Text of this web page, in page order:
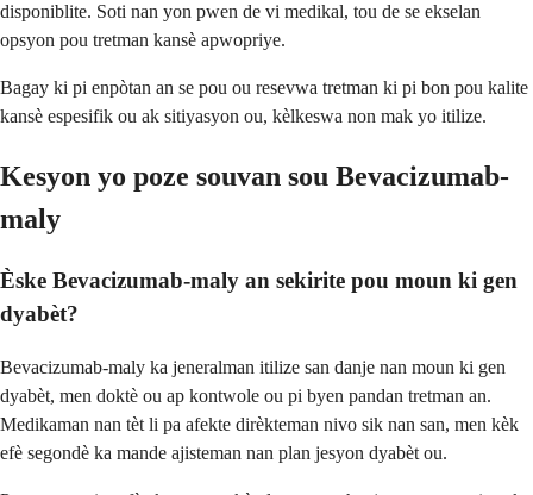
disponiblite. Soti nan yon pwen de vi medikal, tou de se ekselan
opsyon pou tretman kansè apwopriye.
Bagay ki pi enpòtan an se pou ou resevwa tretman ki pi bon pou kalite
kansè espesifik ou ak sitiyasyon ou, kèlkeswa non mak yo itilize.
Kesyon yo poze souvan sou Bevacizumab-
maly
Èske Bevacizumab-maly an sekirite pou moun ki gen
dyabèt?
Bevacizumab-maly ka jeneralman itilize san danje nan moun ki gen
dyabèt, men doktè ou ap kontwole ou pi byen pandan tretman an.
Medikaman nan tèt li pa afekte dirèkteman nivo sik nan san, men kèk
efè segondè ka mande ajisteman nan plan jesyon dyabèt ou.